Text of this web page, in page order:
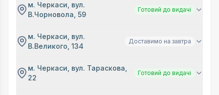
м. Черкаси, вул.
В.Чорновола, 59
Готовий до видачі
м. Черкаси, вул.
В.Великого, 134
Доставимо на завтра
м. Черкаси, вул. Тараскова,
22
Готовий до видачі